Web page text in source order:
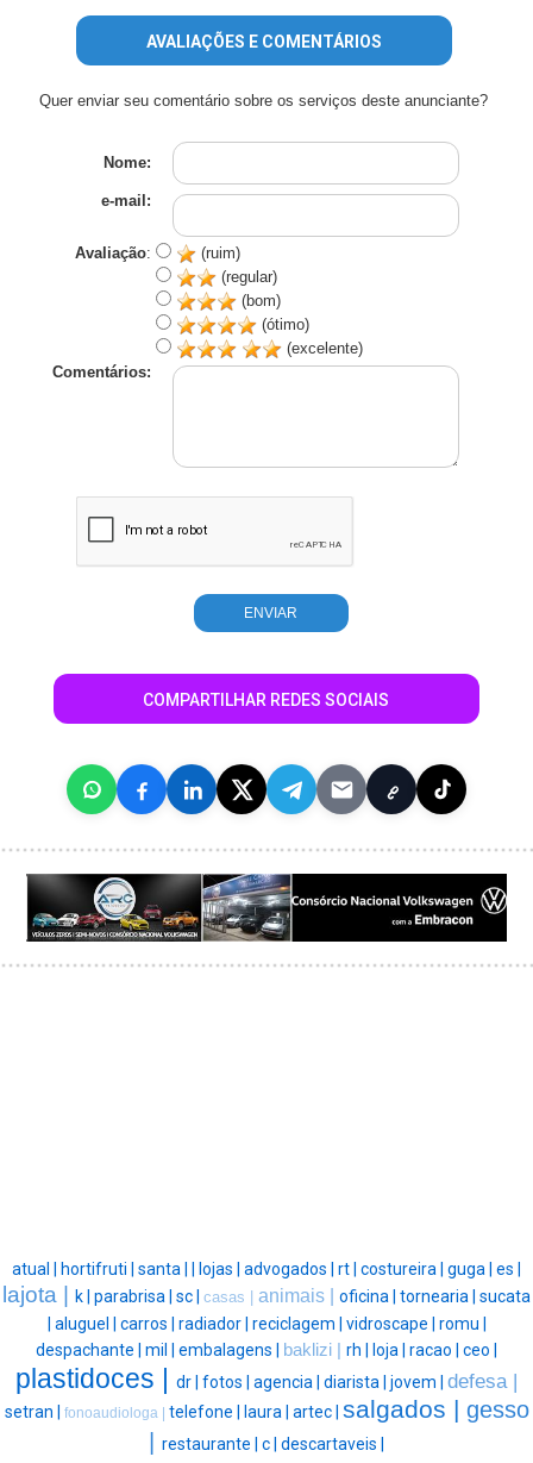
AVALIAÇÕES E COMENTÁRIOS
Quer enviar seu comentário sobre os serviços deste anunciante?
Nome:
e-mail:
Avaliação:
(ruim)
(regular)
(bom)
(ótimo)
(excelente)
Comentários:
COMPARTILHAR REDES SOCIAIS
atual | hortifruti | santa | lojas | advogados | rt | costureira | guga | es |
lajota | k | parabrisa | sc | casas | animais | oficina | tornearia | sucata
aluguel | carros | radiador | reciclagem | vidroscape | romu |
despachante | mil | embalagens | baklizi | rh | loja | racao | ceo |
plastidoces | dr | fotos | agencia | diarista | jovem | defesa |
setran | fonoaudiologa | telefone | laura | artec | salgados | gesso
| restaurante | c | descartaveis |